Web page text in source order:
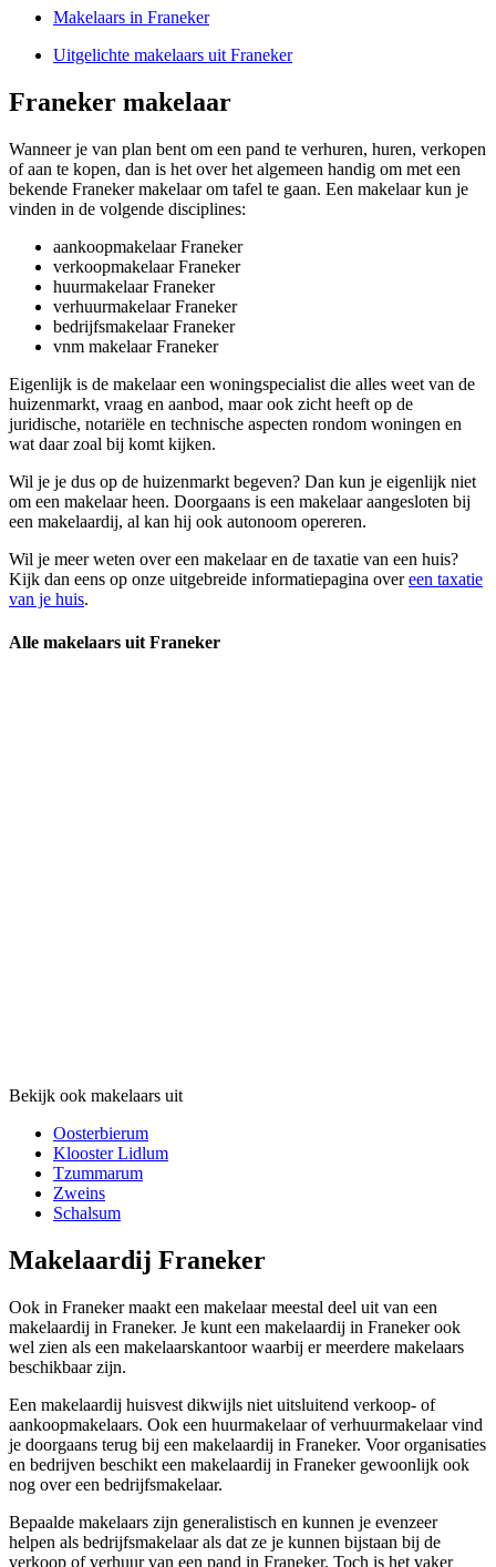
Makelaars in Franeker
Uitgelichte makelaars uit Franeker
Franeker makelaar
Wanneer je van plan bent om een pand te verhuren, huren, verkopen
of aan te kopen, dan is het over het algemeen handig om met een
bekende Franeker makelaar om tafel te gaan. Een makelaar kun je
vinden in de volgende disciplines:
aankoopmakelaar Franeker
verkoopmakelaar Franeker
huurmakelaar Franeker
verhuurmakelaar Franeker
bedrijfsmakelaar Franeker
vnm makelaar Franeker
Eigenlijk is de makelaar een woningspecialist die alles weet van de
huizenmarkt, vraag en aanbod, maar ook zicht heeft op de
juridische, notariële en technische aspecten rondom woningen en
wat daar zoal bij komt kijken.
Wil je je dus op de huizenmarkt begeven? Dan kun je eigenlijk niet
om een makelaar heen. Doorgaans is een makelaar aangesloten bij
een makelaardij, al kan hij ook autonoom opereren.
Wil je meer weten over een makelaar en de taxatie van een huis?
Kijk dan eens op onze uitgebreide informatiepagina overeen taxatie
van je huis.
Alle makelaars uit Franeker
Bekijk ook makelaars uit
Oosterbierum
Klooster Lidlum
Tzummarum
Zweins
Schalsum
Makelaardij Franeker
Ook in Franeker maakt een makelaar meestal deel uit van een
makelaardij in Franeker. Je kunt een makelaardij in Franeker ook
wel zien als een makelaarskantoor waarbij er meerdere makelaars
beschikbaar zijn.
Een makelaardij huisvest dikwijls niet uitsluitend verkoop- of
aankoopmakelaars. Ook een huurmakelaar of verhuurmakelaar vind
je doorgaans terug bij een makelaardij in Franeker. Voor organisaties
en bedrijven beschikt een makelaardij in Franeker gewoonlijk ook
nog over een bedrijfsmakelaar.
Bepaalde makelaars zijn generalistisch en kunnen je evenzeer
helpen als bedrijfsmakelaar als dat ze je kunnen bijstaan bij de
verkoop of verhuur van een pand in Franeker. Toch is het vaker